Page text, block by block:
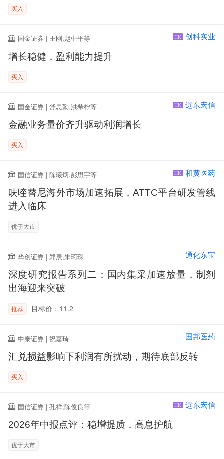
买入
国金证券 | 王刚,赵中平等 HK 创科实业
增长稳健，盈利能力提升
买入
国金证券 | 舒思勤,洪希柠等 HK 远东宏信
金融业务量价齐升驱动利润增长
买入
国信证券 | 陈曦炳,彭思宇等 HK 和黄医药
呋喹替尼海外市场加速拓展，ATTC平台研发管线
进入临床
优于大市
华创证券 | 郑辰,朱珂琛 通化东宝
深度研究报告系列二：国内集采加速放量，制剂
出海迎来突破
推荐 目标价：11.2
中泰证券 | 祝嘉琦 国邦医药
汇兑损益影响下利润有所扰动，期待底部反转
买入
国信证券 | 孔祥,陈俊良等 HK 远东宏信
2026年中报点评：稳增提质，高息护航
优于大市